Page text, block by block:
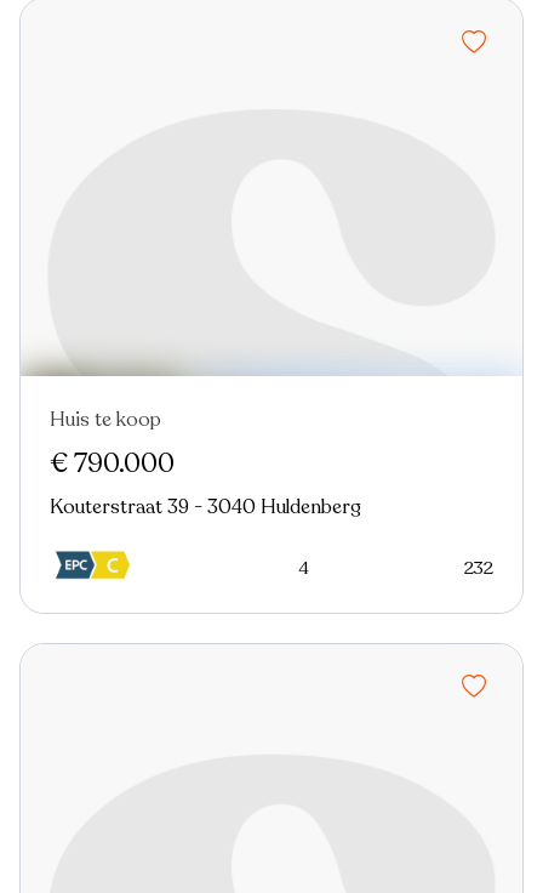
Nieuw
Huis te koop
€ 790.000
Kouterstraat 39 - 3040 Huldenberg
4 232